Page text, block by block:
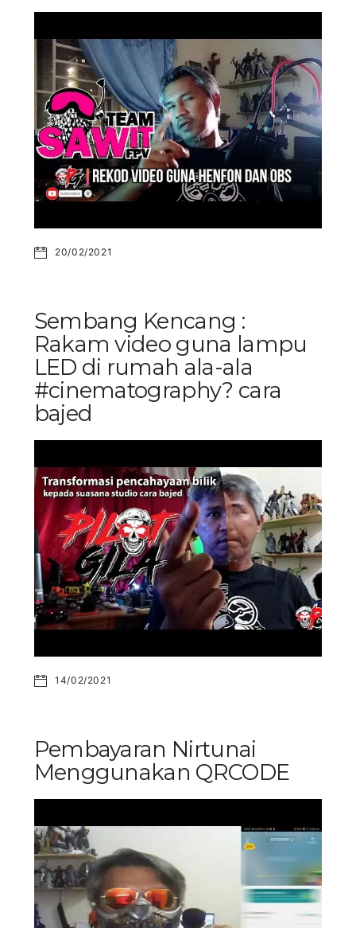
20/02/2021
Sembang Kencang :
Rakam video guna lampu
LED di rumah ala-ala
#cinematography? cara
bajed
14/02/2021
Pembayaran Nirtunai
Menggunakan QRCODE